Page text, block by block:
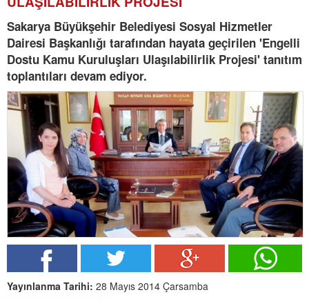
Sakarya Büyükşehir Belediyesi Sosyal Hizmetler
Dairesi Başkanlığı tarafından hayata geçirilen 'Engelli
Dostu Kamu Kuruluşları Ulaşılabilirlik Projesi' tanıtım
toplantıları devam ediyor.
Yayınlanma Tarihi: 28 Mayıs 2014 Çarsamba